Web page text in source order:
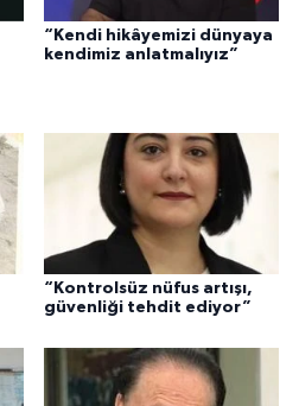
“Kendi hikâyemizi dünyaya
kendimiz anlatmalıyız”
“Kontrolsüz nüfus artışı,
güvenliği tehdit ediyor”